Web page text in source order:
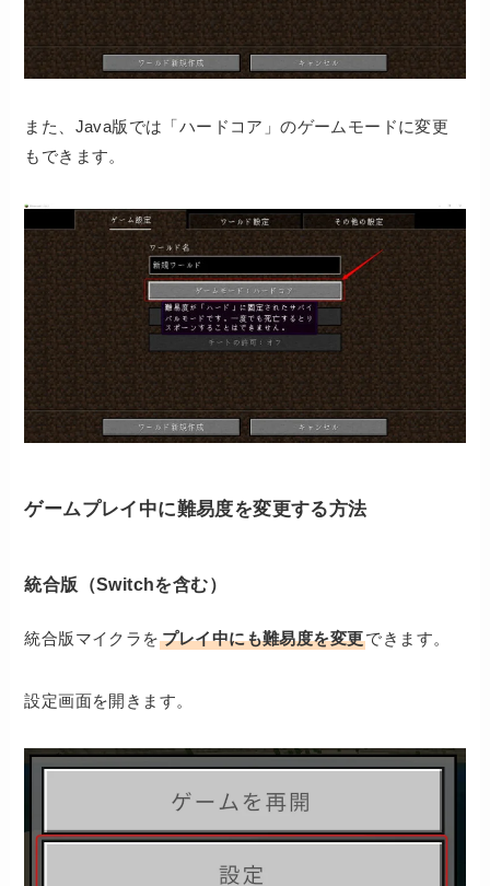
また、Java版では「ハードコア」のゲームモードに変更
もできます。
ゲームプレイ中に難易度を変更する方法
統合版（Switchを含む）
統合版マイクラを プレイ中にも難易度を変更できます。
設定画面を開きます。